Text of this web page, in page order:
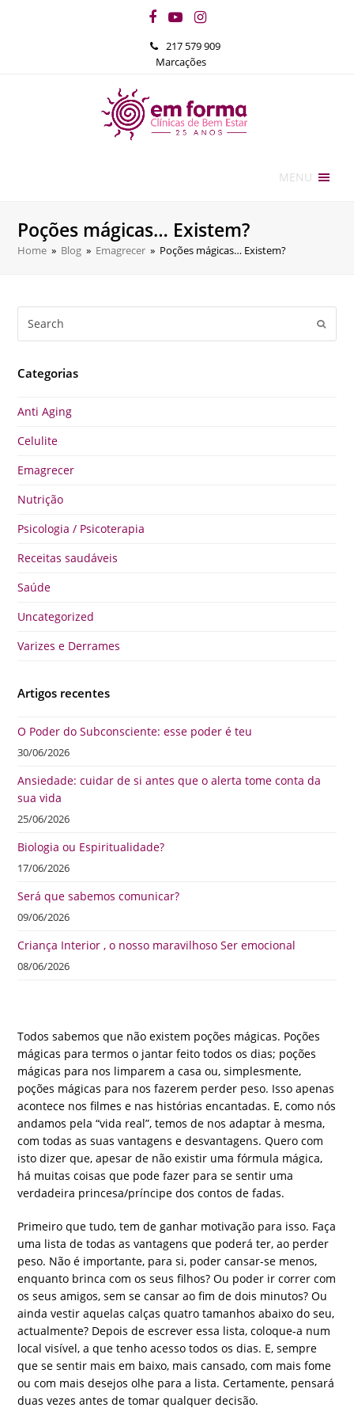
Facebook
YouTubeInstagram
217 579 909
Marcações
MENU
Poções mágicas… Existem?
Home » Blog » Emagrecer » Poções mágicas… Existem?
Categorias
Anti Aging
Celulite
Emagrecer
Nutrição
Psicologia / Psicoterapia
Receitas saudáveis
Saúde
Uncategorized
Varizes e Derrames
Artigos recentes
O Poder do Subconsciente: esse poder é teu
30/06/2026
Ansiedade: cuidar de si antes que o alerta tome conta da
sua vida
25/06/2026
Biologia ou Espiritualidade?
17/06/2026
Será que sabemos comunicar?
09/06/2026
Criança Interior , o nosso maravilhoso Ser emocional
08/06/2026
Todos sabemos que não existem poções mágicas. Poções
mágicas para termos o jantar feito todos os dias; poções
mágicas para nos limparem a casa ou, simplesmente,
poções mágicas para nos fazerem perder peso. Isso apenas
acontece nos filmes e nas histórias encantadas. E, como nós
andamos pela “vida real”, temos de nos adaptar à mesma,
com todas as suas vantagens e desvantagens. Quero com
isto dizer que, apesar de não existir uma fórmula mágica,
há muitas coisas que pode fazer para se sentir uma
verdadeira princesa/príncipe dos contos de fadas.
Primeiro que tudo, tem de ganhar motivação para isso. Faça
uma lista de todas as vantagens que poderá ter, ao perder
peso. Não é importante, para si, poder cansar-se menos,
enquanto brinca com os seus filhos? Ou poder ir correr com
os seus amigos, sem se cansar ao fim de dois minutos? Ou
ainda vestir aquelas calças quatro tamanhos abaixo do seu,
actualmente? Depois de escrever essa lista, coloque-a num
local visível, a que tenho acesso todos os dias. E, sempre
que se sentir mais em baixo, mais cansado, com mais fome
ou com mais desejos olhe para a lista. Certamente, pensará
duas vezes antes de tomar qualquer decisão.